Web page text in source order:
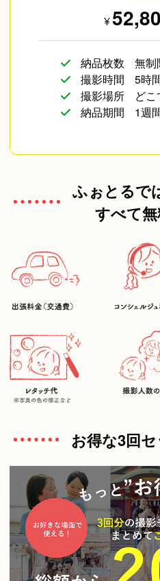
¥
納品枚数
無制
撮影時間
5時
撮影場所
ど
納品期間
1週
ふぉとるで
すべて
お得な3回